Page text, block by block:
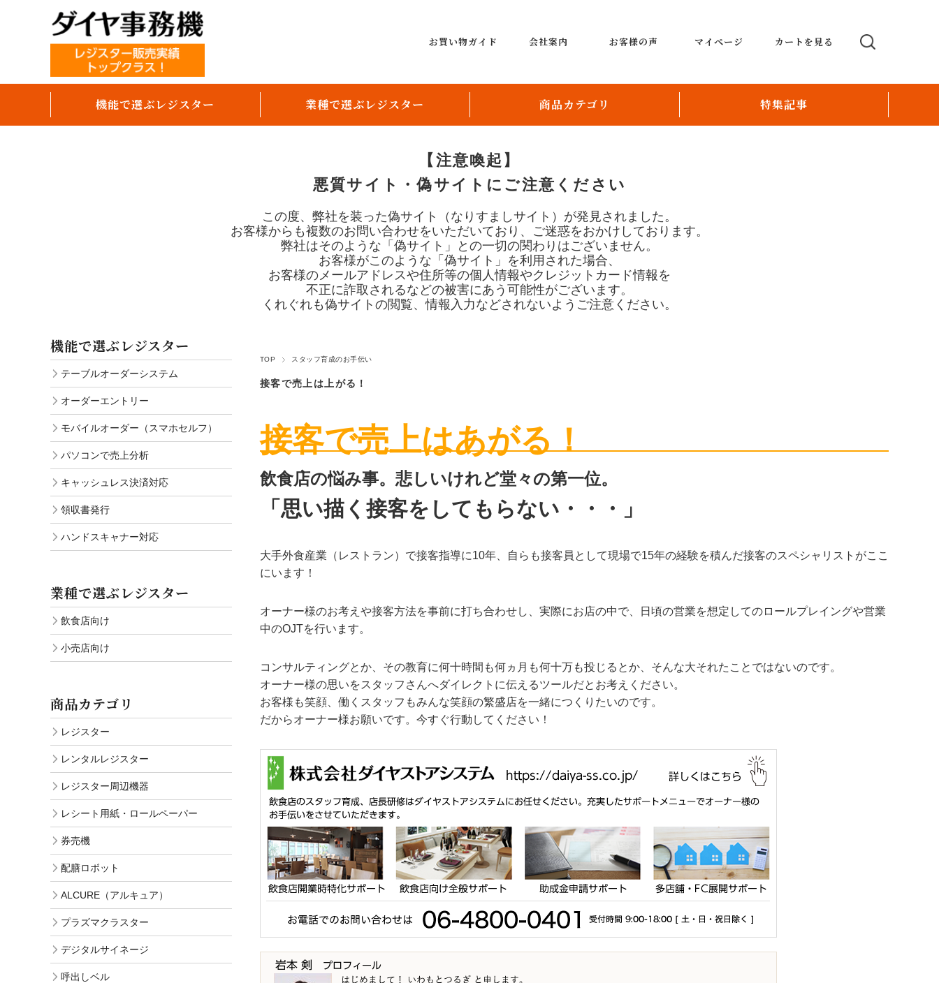
お買い物ガイド 会社案内 お客様の声 マイページ カートを見る
機能で選ぶレジスター 業種で選ぶレジスター 商品カテゴリ
レシート用紙、ロールペーパー
券売機
配膳ロボット
プロジェクター
タイムレコーダー
自動紙折り機
特集記事
配送ロボットとおもてなしの融合で新たな飲
【注意喚起】
悪質サイト・偽サイトにご注意ください
この度、弊社を装った偽サイト（なりすましサイト）が発見されました。
お客様からも複数のお問い合わせをいただいており、ご迷惑をおかけしております。
弊社はそのような「偽サイト」との一切の関わりはございません。
お客様がこのような「偽サイト」を利用された場合、
お客様のメールアドレスや住所等の個人情報やクレジットカード情報を
不正に詐取されるなどの被害にあう可能性がございます。
くれぐれも偽サイトの閲覧、情報入力などされないようご注意ください。
TOP スタッフ育成のお手伝い
接客で売上は上がる！
接客で売上はあがる！
飲食店の悩み事。悲しいけれど堂々の第一位。
「思い描く接客をしてもらない・・・」
大手外食産業（レストラン）で接客指導に10年、自らも接客員として現場で15年の経験を積んだ接客のスペシャリストがここ
にいます！
オーナー様のお考えや接客方法を事前に打ち合わせし、実際にお店の中で、日頃の営業を想定してのロールプレイングや営業
中のOJTを行います。
コンサルティングとか、その教育に何十時間も何ヵ月も何十万も投じるとか、そんな大それたことではないのです。
オーナー様の思いをスタッフさんへダイレクトに伝えるツールだとお考えください。
お客様も笑顔、働くスタッフもみんな笑顔の繁盛店を一緒につくりたいのです。
だからオーナー様お願いです。今すぐ行動してください！
機能で選ぶレジスター
テーブルオーダーシステム
オーダーエントリー
モバイルオーダー（スマホセルフ）
パソコンで売上分析
キャッシュレス決済対応
領収書発行
ハンドスキャナー対応
業種で選ぶレジスター
飲食店向け
小売店向け
商品カテゴリ
レジスター
レンタルレジスター
レジスター周辺機器
レシート用紙・ロールペーパー
券売機
配膳ロボット
ALCURE（アルキュア）
プラズマクラスター
デジタルサイネージ
呼出しベル